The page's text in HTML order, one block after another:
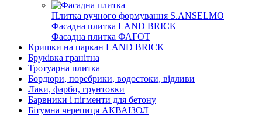
Плитка ручного формування S.ANSELMO
Фасадна плитка LAND BRICK
Фасадна плитка ФАГОТ
Кришки на паркан LAND BRICK
Бруківка гранітна
Тротуарна плитка
Бордюри, поребрики, водостоки, відливи
Лаки, фарби, грунтовки
Барвники і пігменти для бетону
Бітумна черепиця АКВАІЗОЛ